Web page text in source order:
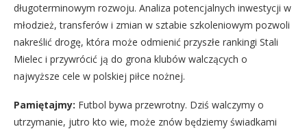
długoterminowym rozwoju. Analiza potencjalnych inwestycji w
młodzież, transferów i zmian w sztabie szkoleniowym pozwoli
nakreślić drogę, która może odmienić przyszłe rankingi Stali
Mielec i przywrócić ją do grona klubów walczących o
najwyższe cele w polskiej piłce nożnej.
Pamiętajmy: Futbol bywa przewrotny. Dziś walczymy o
utrzymanie, jutro kto wie, może znów będziemy świadkami